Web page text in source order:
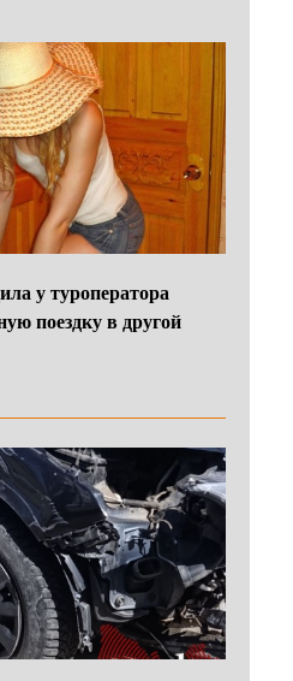
у туроператора
поездку в другой